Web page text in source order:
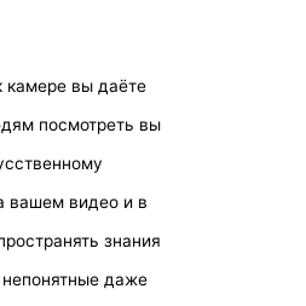
камере вы даёте
посмотреть вы
вашем видео и в
знания
непонятные даже